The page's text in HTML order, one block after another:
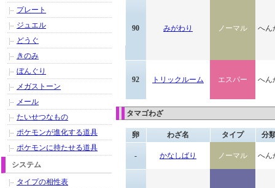
90 みがわり ノーマル へん
92 トリックルーム エスパー へん
タマゴわざ
卵 わざ名 タイプ 分
- かなしばり ノーマル へん
プレート
ジュエル
どうぐ
きのみ
ぼんぐり
メガストーン
メール
たいせつなもの
ポケモンが進化する道具
ポケモンに持たせる道具
システム
タイプの相性表